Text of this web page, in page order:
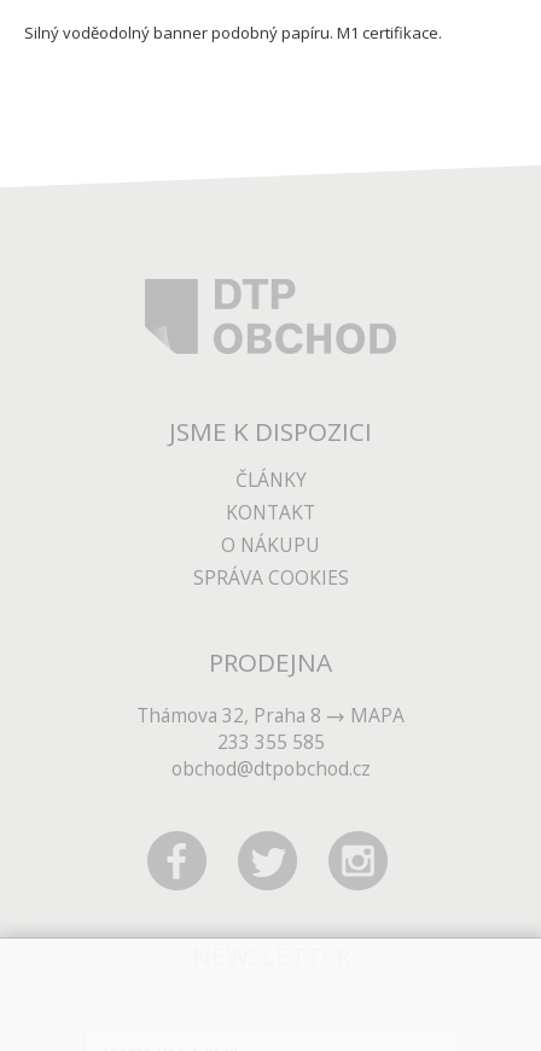
Silný voděodolný banner podobný papíru. M1 certifikace.
JSME K DISPOZICI
ČLÁNKY
KONTAKT
O NÁKUPU
SPRÁVA COOKIES
PRODEJNA
Thámova 32, Praha 8
MAPA
233 355 585
obchod@dtpobchod.cz